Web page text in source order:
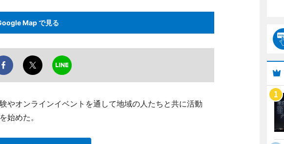
Map で見る
やオンラインイベントを通して地域の人たちと共に活動
始めた。